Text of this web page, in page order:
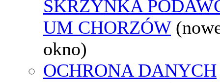
SKRZYNKA
UM CHORZÓW
okno)
OCHRONA DANYCH